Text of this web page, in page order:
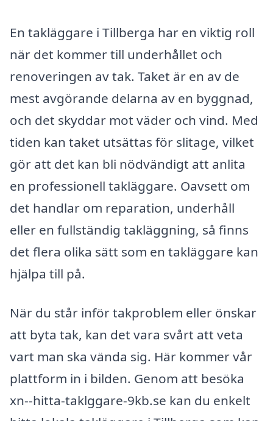
En takläggare i Tillberga har en viktig roll
när det kommer till underhållet och
renoveringen av tak. Taket är en av de
mest avgörande delarna av en byggnad,
och det skyddar mot väder och vind. Med
tiden kan taket utsättas för slitage, vilket
gör att det kan bli nödvändigt att anlita
en professionell takläggare. Oavsett om
det handlar om reparation, underhåll
eller en fullständig takläggning, så finns
det flera olika sätt som en takläggare kan
hjälpa till på.
När du står inför takproblem eller önskar
att byta tak, kan det vara svårt att veta
vart man ska vända sig. Här kommer vår
plattform in i bilden. Genom att besöka
xn--hitta-taklggare-9kb.se kan du enkelt